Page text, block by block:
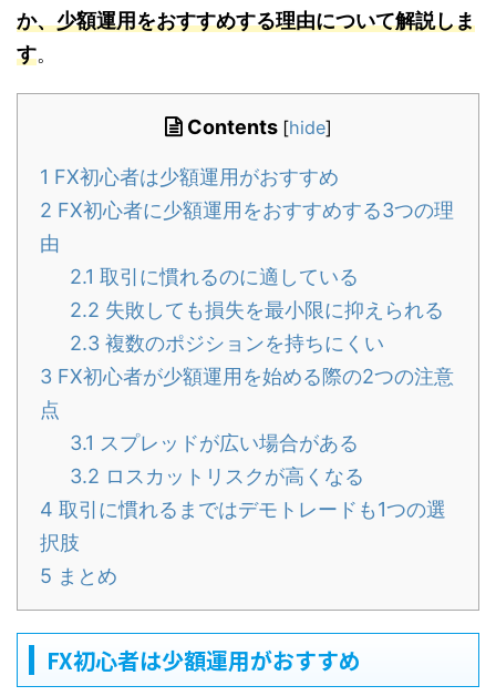
か、少額運用をおすすめする理由について解説しま
す。
Contents [hide]
1 FX初心者は少額運用がおすすめ
2 FX初心者に少額運用をおすすめする3つの理
由
2.1 取引に慣れるのに適している
2.2 失敗しても損失を最小限に抑えられる
2.3 複数のポジションを持ちにくい
3 FX初心者が少額運用を始める際の2つの注意
点
3.1 スプレッドが広い場合がある
3.2 ロスカットリスクが高くなる
4 取引に慣れるまではデモトレードも1つの選
択肢
5 まとめ
FX初心者は少額運用がおすすめ